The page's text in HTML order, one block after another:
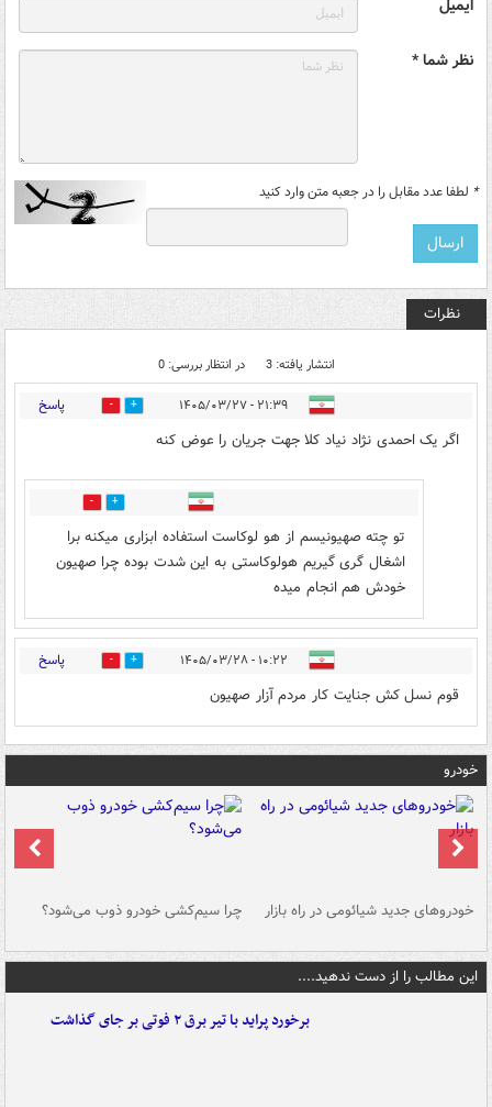
ایمیل
نظر شما *
* لطفا عدد مقابل را در جعبه متن وارد کنید
نظرات
انتشار یافته: 3 در انتظار بررسی: 0
۲۱:۳۹ - ۱۴۰۵/۰۳/۲۷ 0 پاسخ
اگر یک احمدی نژاد نیاد کلا جهت جریان را عوض کنه
0
تو چته صهیونیسم از هو لوکاست استفاده ابزاری میکنه برا
اشغال گری گیریم هولوکاستی به این شدت بوده چرا صهیون
خودش هم انجام میده
۱۰:۲۲ - ۱۴۰۵/۰۳/۲۸ 0 پاسخ
قوم نسل کش جنایت کار مردم آزار صهیون
خودرو
خودروهای جدید شیائومی در راه بازار چرا سیم‌کشی خودرو ذوب می‌شود؟
این مطالب را از دست ندهید....
برخورد پراید با تیر برق ۲ فوتی بر جای گذاشت